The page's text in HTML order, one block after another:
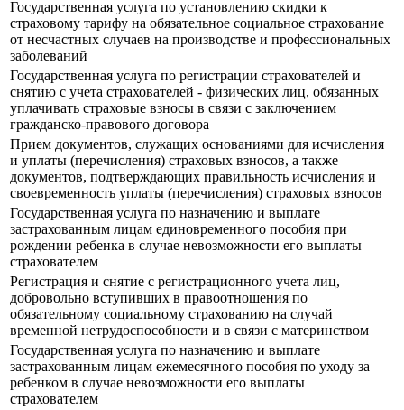
Государственная услуга по установлению скидки к
страховому тарифу на обязательное социальное страхование
от несчастных случаев на производстве и профессиональных
заболеваний
Государственная услуга по регистрации страхователей и
снятию с учета страхователей - физических лиц, обязанных
уплачивать страховые взносы в связи с заключением
гражданско-правового договора
Прием документов, служащих основаниями для исчисления
и уплаты (перечисления) страховых взносов, а также
документов, подтверждающих правильность исчисления и
своевременность уплаты (перечисления) страховых взносов
Государственная услуга по назначению и выплате
застрахованным лицам единовременного пособия при
рождении ребенка в случае невозможности его выплаты
страхователем
Регистрация и снятие с регистрационного учета лиц,
добровольно вступивших в правоотношения по
обязательному социальному страхованию на случай
временной нетрудоспособности и в связи с материнством
Государственная услуга по назначению и выплате
застрахованным лицам ежемесячного пособия по уходу за
ребенком в случае невозможности его выплаты
страхователем